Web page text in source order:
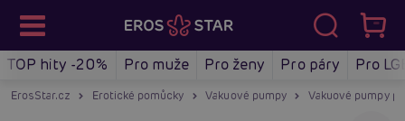
TOP hity -20% Pro muže Pro ženy Pro páry Pro
ErosStar.cz Erotické pomůcky Vakuové pumpy Vakuové pumpy